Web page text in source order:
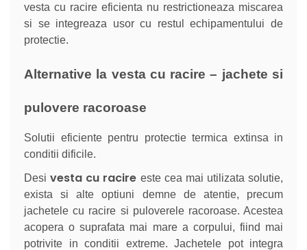
vesta cu racire eficienta nu restrictioneaza miscarea
si se integreaza usor cu restul echipamentului de
protectie.
Alternative la vesta cu racire – jachete si
pulovere racoroase
Solutii eficiente pentru protectie termica extinsa in
conditii dificile.
Desivesta cu racire este cea mai utilizata solutie,
exista si alte optiuni demne de atentie, precum
jachetele cu racire si puloverele racoroase. Acestea
acopera o suprafata mai mare a corpului, fiind mai
potrivite in conditii extreme. Jachetele pot integra